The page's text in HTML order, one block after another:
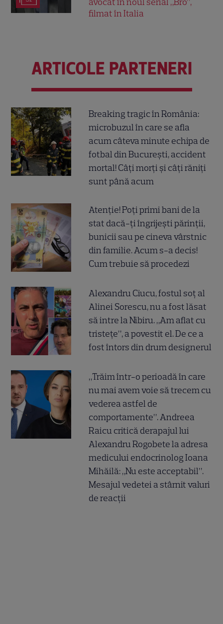
filmat în Italia
ARTICOLE PARTENERI
Breaking tragic în România:
microbuzul în care se afla
acum câteva minute echipa de
fotbal din București, accident
mortal! Câți morți și câți răniți
sunt până acum
Atenție! Poți primi bani de la
stat dacă-ți îngrijești părinții,
bunicii sau pe cineva vârstnic
din familie. Acum s-a decis!
Cum trebuie să procedezi
Alexandru Ciucu, fostul soț al
Alinei Sorescu, nu a fost lăsat
să intre la Nibiru. „Am aflat cu
tristețe”, a povestit el. De ce a
fost întors din drum designerul
„Trăim într-o perioadă în care
nu mai avem voie să trecem cu
vederea astfel de
comportamente”. Andreea
Raicu critică derapajul lui
Alexandru Rogobete la adresa
medicului endocrinolog Ioana
Mihăilă: „Nu este acceptabil”.
Mesajul vedetei a stârnit valuri
de reacții